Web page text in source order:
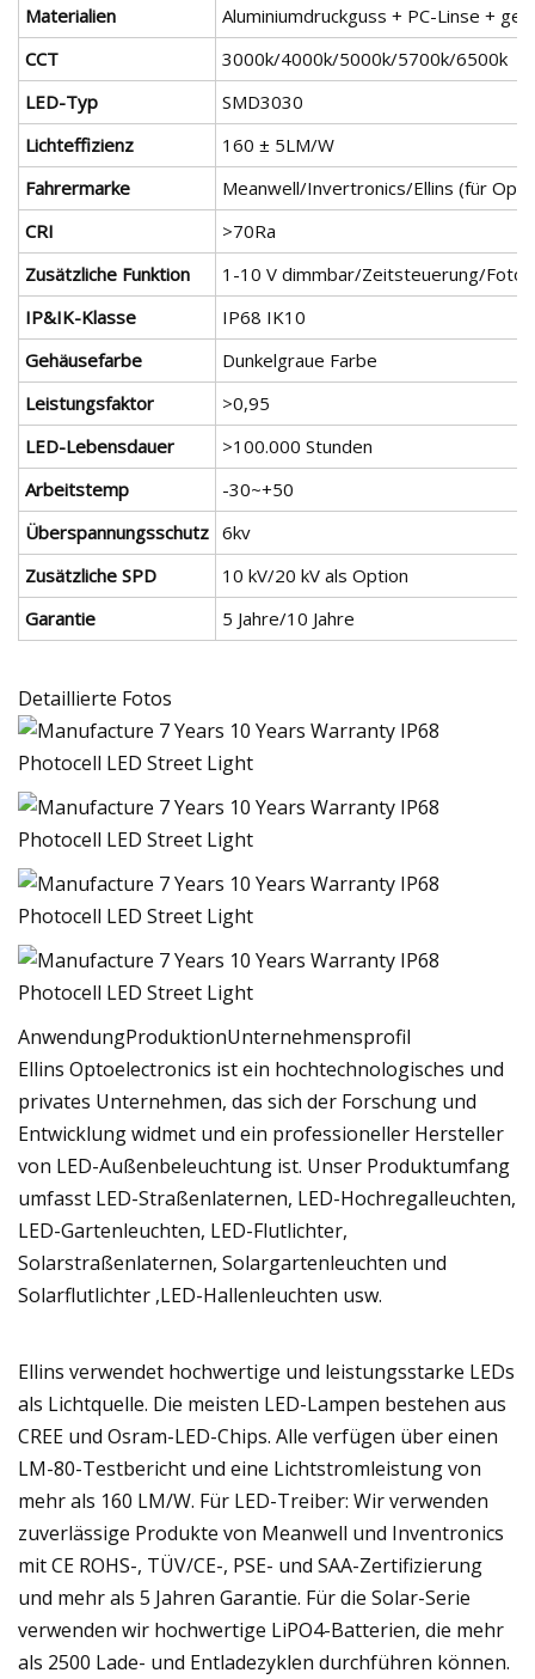
Materialien
Aluminiumdruckguss + PC-Linse +
CCT
3000k/4000k/5000k/5700k/6500k
LED-Typ
SMD3030
Lichteffizienz
160 ± 5LM/W
Fahrermarke
Meanwell/Invertronics/Ellins (für
CRI
>70Ra
Zusätzliche Funktion
1-10 V dimmbar/Zeitsteuerung/
IP&IK-Klasse
IP68 IK10
Gehäusefarbe
Dunkelgraue Farbe
Leistungsfaktor
>0,95
LED-Lebensdauer
>100.000 Stunden
Arbeitstemp
-30~+50
Überspannungsschutz 6kv
Zusätzliche SPD
10 kV/20 kV als Option
Garantie
5 Jahre/10 Jahre
Detaillierte Fotos
AnwendungProduktionUnternehmensprofil
Ellins Optoelectronics ist ein hochtechnologisches und
privates Unternehmen, das sich der Forschung und
Entwicklung widmet und ein professioneller Hersteller
von LED-Außenbeleuchtung ist. Unser Produktumfang
umfasst LED-Straßenlaternen, LED-Hochregalleuchten,
LED-Gartenleuchten, LED-Flutlichter,
Solarstraßenlaternen, Solargartenleuchten und
Solarflutlichter ,LED-Hallenleuchten usw.
Ellins verwendet hochwertige und leistungsstarke LEDs
als Lichtquelle. Die meisten LED-Lampen bestehen aus
CREE und Osram-LED-Chips. Alle verfügen über einen
LM-80-Testbericht und eine Lichtstromleistung von
mehr als 160 LM/W. Für LED-Treiber: Wir verwenden
zuverlässige Produkte von Meanwell und Inventronics
mit CE ROHS-, TÜV/CE-, PSE- und SAA-Zertifizierung
und mehr als 5 Jahren Garantie. Für die Solar-Serie
verwenden wir hochwertige LiPO4-Batterien, die mehr
als 2500 Lade- und Entladezyklen durchführen können.